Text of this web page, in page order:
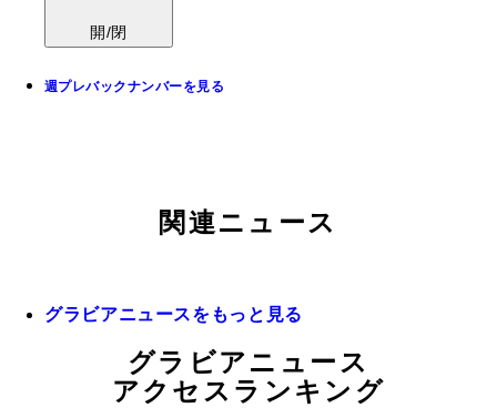
開/閉
週プレバックナンバーを見る
関連ニュース
グラビアニュースをもっと見る
グラビアニュース
アクセスランキング